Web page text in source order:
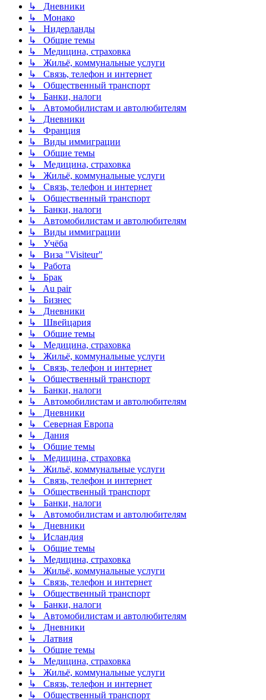
↳ Дневники
↳ Монако
↳ Нидерланды
↳ Общие темы
↳ Медицина, страховка
↳ Жильё, коммунальные услуги
↳ Связь, телефон и интернет
↳ Общественный транспорт
↳ Банки, налоги
↳ Автомобилистам и автолюбителям
↳ Дневники
↳ Франция
↳ Виды иммиграции
↳ Общие темы
↳ Медицина, страховка
↳ Жильё, коммунальные услуги
↳ Связь, телефон и интернет
↳ Общественный транспорт
↳ Банки, налоги
↳ Автомобилистам и автолюбителям
↳ Виды иммиграции
↳ Учёба
↳ Виза "Visiteur"
↳ Работа
↳ Брак
↳ Au pair
↳ Бизнес
↳ Дневники
↳ Швейцария
↳ Общие темы
↳ Медицина, страховка
↳ Жильё, коммунальные услуги
↳ Связь, телефон и интернет
↳ Общественный транспорт
↳ Банки, налоги
↳ Автомобилистам и автолюбителям
↳ Дневники
↳ Северная Европа
↳ Дания
↳ Общие темы
↳ Медицина, страховка
↳ Жильё, коммунальные услуги
↳ Связь, телефон и интернет
↳ Общественный транспорт
↳ Банки, налоги
↳ Автомобилистам и автолюбителям
↳ Дневники
↳ Исландия
↳ Общие темы
↳ Медицина, страховка
↳ Жильё, коммунальные услуги
↳ Связь, телефон и интернет
↳ Общественный транспорт
↳ Банки, налоги
↳ Автомобилистам и автолюбителям
↳ Дневники
↳ Латвия
↳ Общие темы
↳ Медицина, страховка
↳ Жильё, коммунальные услуги
↳ Связь, телефон и интернет
↳ Общественный транспорт